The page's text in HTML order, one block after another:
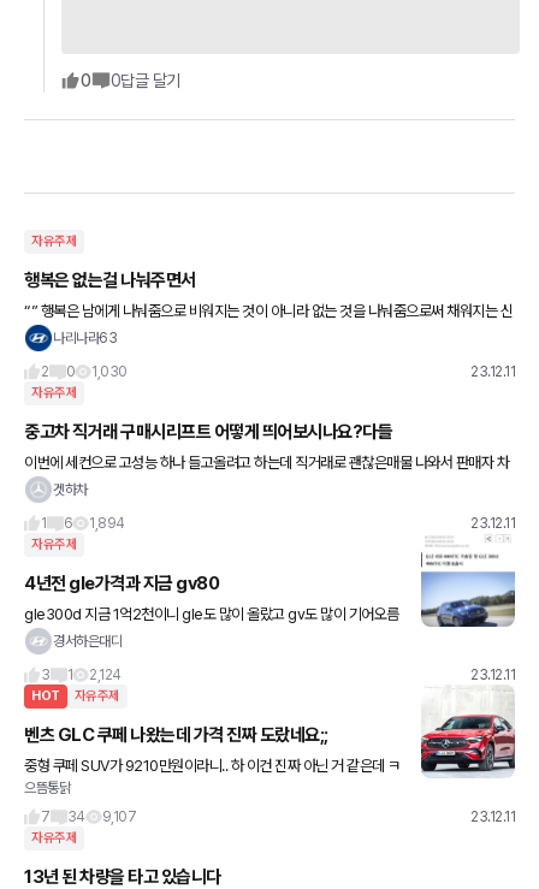
0 0답글 달기
자유주제
행복은 없는걸 나눠주면서
“” 행복은 남에게 나눠줌으로 비워지는 것이 아니라 없는 것을 나눠줌으로써 채워지는 신
비로운 것이다.. “” 좋은아침요 ~~
나리나라63
2
0 1,030 23.12.11
자유주제
중고차 직거래 구매시리프트 어떻게 띄어보시나요?다들
이번에 세컨으로 고성능 하나 들고올려고 하는데 직거래로 괜찮은매물 나와서 판매자 차
고지 근처 정비소에 리프트 띄어서 점검 가능하냐고 몇군대 물어보니 다들 구매후에는 점
겟하차
1
6 1,894 23.12.11
자유주제
4년전 gle가격과 지금 gv80
gle300d 지금 1억2천이니 gle도 많이 올랐고 gv도 많이 기어오름
경서하은대디
3
1 2,124 23.12.11
HOT 자유주제
벤츠 GLC 쿠페 나왔는데 가격 진짜 도랐네요;;
중형 쿠페 SUV가 9210만원이라니.. 하 이건 진짜 아닌 거 같은데 ㅋ
ㅋ 풀체전 GLC 쿠페 300이 8640만원이니까 가격 인상을 거의 60
으뜸통닭
7
34 9,107 23.12.11
자유주제
13년 된 차량을 타고 있습니다